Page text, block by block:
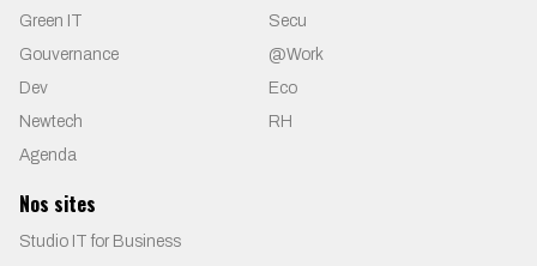
Green IT
Secu
Gouvernance
@Work
Dev
Eco
Newtech
RH
Agenda
Nos sites
Studio IT for Business